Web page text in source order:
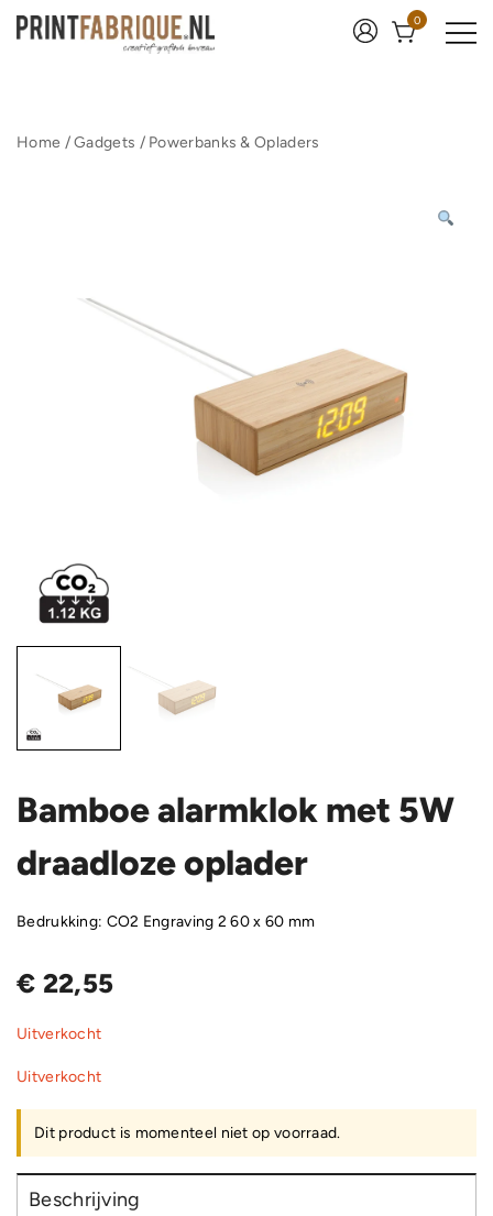
naar
0
Home /Gadgets / Powerbanks & Opladers
Bamboe alarmklok met 5W
draadloze oplader
Bedrukking: CO2 Engraving 2 60 x 60 mm
€ 22,55
Uitverkocht
Uitverkocht
Dit product is momenteel niet op voorraad.
Beschrijving